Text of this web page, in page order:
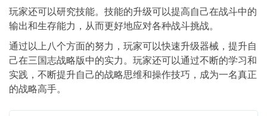
玩家还可以研究技能。技能的升级可以提高自己在战斗中的
输出和生存能力，从而更好地应对各种战斗挑战。
通过以上八个方面的努力，玩家可以快速升级器械，提升自
己在三国志战略版中的实力。玩家还可以通过不断的学习和
实践，不断提升自己的战略思维和操作技巧，成为一名真正
的战略高手。